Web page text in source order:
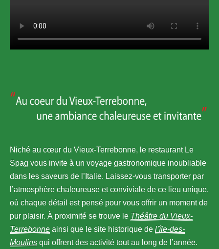
Niché au cœur du Vieux-Terrebonne, le restaurant Le
Spag vous invite à un voyage gastronomique inoubliable
dans les saveurs de l’Italie. Laissez-vous transporter par
l’atmosphère chaleureuse et conviviale de ce lieu unique,
où chaque détail est pensé pour vous offrir un moment de
pur plaisir. À proximité se trouve le Théâtre du Vieux-
Terrebonne ainsi que le site historique de l’île-des-
Moulins qui offrent des activité tout au long de l’année.